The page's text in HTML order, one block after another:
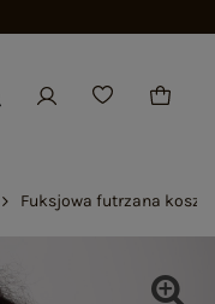
Fuksjowa futrzana